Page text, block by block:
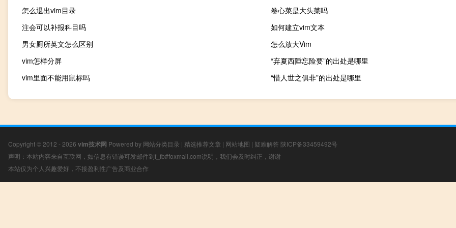
怎么退出vim目录
卷心菜是大头菜吗
注会可以补报科目吗
如何建立vim文本
男女厕所英文怎么区别
怎么放大Vim
vim怎样分屏
“弃夏西陲忘险要”的出处是哪里
vim里面不能用鼠标吗
“惜人世之俱非”的出处是哪里
Copyright © 2012 - 2026 vim技术网 Powered by 网站分类目录 | 精选推荐文章 | 网站地图 | 疑难解答 陕ICP备33459492号
声明：本站内容来自互联网，如信息有错误可发邮件到f_fb#foxmail.com说明，我们会及时纠正，谢谢
本站仅为个人兴趣爱好，不接盈利性广告及商业合作